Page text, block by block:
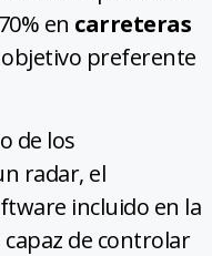
en carreteras
objetivo preferente
de los
radar, el
incluido en la
capaz de controlar